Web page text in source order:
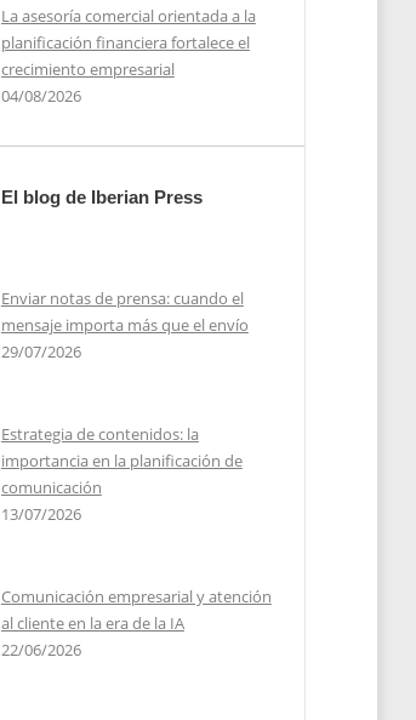
La asesoría comercial orientada a la
planificación financiera fortalece el
crecimiento empresarial
04/08/2026
El blog de Iberian Press
Enviar notas de prensa: cuando el
mensaje importa más que el envío
29/07/2026
Estrategia de contenidos: la
importancia en la planificación de
comunicación
13/07/2026
Comunicación empresarial y atención
al cliente en la era de la IA
22/06/2026